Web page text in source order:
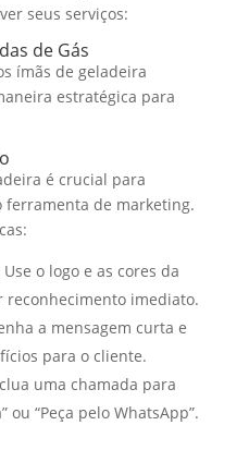
seus serviços:
de Gás
ímãs de geladeira
estratégica para
é crucial para
ferramenta de marketing.
Use o logo e as cores da
imediato.
a mensagem curta e
para o cliente.
uma chamada para
ou “Peça pelo WhatsApp”.